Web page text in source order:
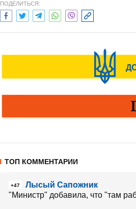
ПОДЕЛИТЬСЯ:
ТОП КОММЕНТАРИИ
+47
Лысый Сапожник
"Министр" добавила, что "там